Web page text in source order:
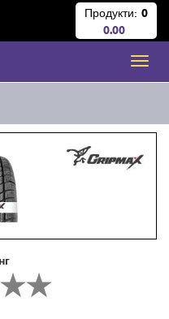
Продукти: 0
0.00